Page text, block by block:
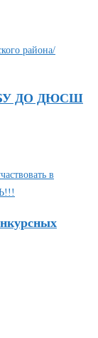
ДО ДЮСШ